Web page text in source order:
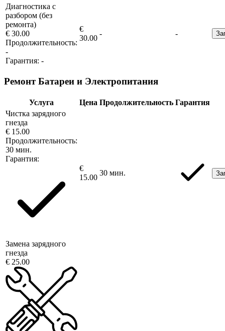
Диагностика с
разбором (без
ремонта)
€ 30.00
Продолжительность:
-
Гарантия: -
€
30.00
- -
Ремонт Батареи и Электропитания
Услуга Цена Продолжительность Гарантия
Чистка зарядного
гнезда
€ 15.00
Продолжительность:
30 мин.
Гарантия:
€
15.00
30 мин.
Замена зарядного
гнезда
€ 25.00